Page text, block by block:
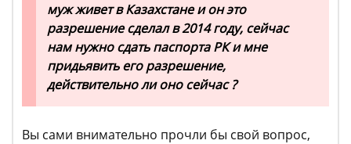
муж живет в Казахстане и он это
разрешение сделал в 2014 году, сейчас
нам нужно сдать паспорта РК и мне
придьявить его разрешение,
действительно ли оно сейчас ?
Вы сами внимательно прочли бы свой вопрос,